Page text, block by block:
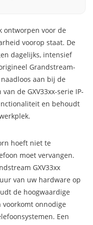
ontworpen voor de
voorop staat. De
dagelijks, intensief
Grandstream-
aan bij de
de GXV33xx-serie IP-
en behoudt
hoeft niet te
moet vervangen.
GXV33xx
van uw hardware op
de hoogwaardige
onnodige
Een